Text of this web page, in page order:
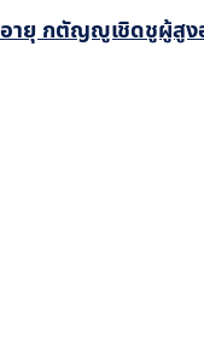
ายุ กตัญญูเชิดชูผู้สูง